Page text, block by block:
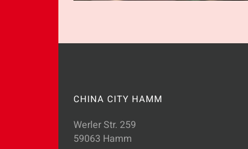
CHINA CITY HAMM
Werler Str. 259
59063 Hamm